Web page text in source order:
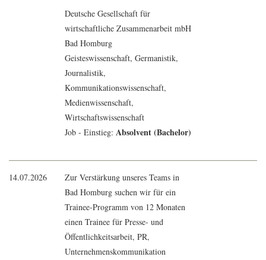
Deutsche Gesellschaft für
wirtschaftliche Zusammenarbeit mbH
Bad Homburg
Geisteswissenschaft, Germanistik,
Journalistik,
Kommunikationswissenschaft,
Medienwissenschaft,
Wirtschaftswissenschaft
Job - Einstieg: Absolvent (Bachelor)
14.07.2026
Zur Verstärkung unseres Teams in
Bad Homburg suchen wir für ein
Trainee-Programm von 12 Monaten
einen Trainee für Presse- und
Öffentlichkeitsarbeit, PR,
Unternehmenskommunikation